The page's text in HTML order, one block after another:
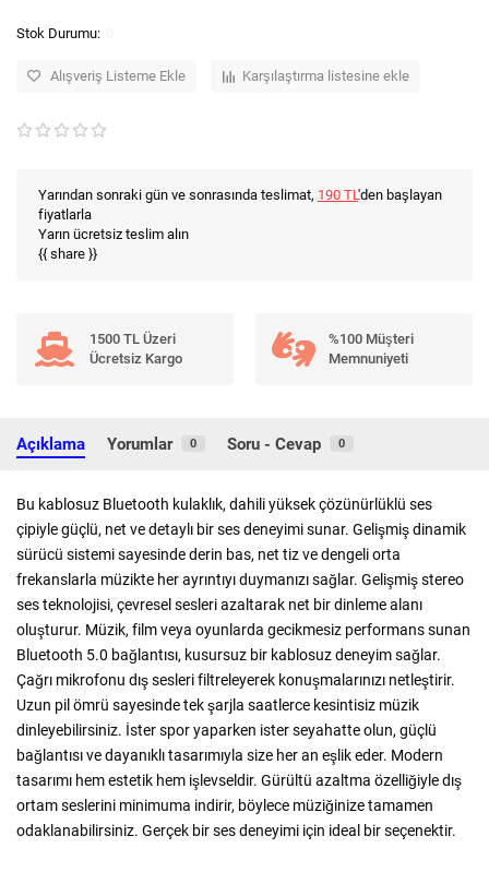
Alışveriş Listeme Ekle Karşılaştırma listesine ekle
Yarından sonraki gün ve sonrasında teslimat, 190 TL'den başlayan
fiyatlarla
Yarın ücretsiz teslim alın
{{ share }}
1500 TL Üzeri
Ücretsiz Kargo
%100 Müşteri
Memnuniyeti
Açıklama Yorumlar 0 Soru - Cevap 0
Bu kablosuz Bluetooth kulaklık, dahili yüksek çözünürlüklü ses
çipiyle güçlü, net ve detaylı bir ses deneyimi sunar. Gelişmiş dinamik
sürücü sistemi sayesinde derin bas, net tiz ve dengeli orta
frekanslarla müzikte her ayrıntıyı duymanızı sağlar. Gelişmiş stereo
ses teknolojisi, çevresel sesleri azaltarak net bir dinleme alanı
oluşturur. Müzik, film veya oyunlarda gecikmesiz performans sunan
Bluetooth 5.0 bağlantısı, kusursuz bir kablosuz deneyim sağlar.
Çağrı mikrofonu dış sesleri filtreleyerek konuşmalarınızı netleştirir.
Uzun pil ömrü sayesinde tek şarjla saatlerce kesintisiz müzik
dinleyebilirsiniz. İster spor yaparken ister seyahatte olun, güçlü
bağlantısı ve dayanıklı tasarımıyla size her an eşlik eder. Modern
tasarımı hem estetik hem işlevseldir. Gürültü azaltma özelliğiyle dış
ortam seslerini minimuma indirir, böylece müziğinize tamamen
odaklanabilirsiniz. Gerçek bir ses deneyimi için ideal bir seçenektir.